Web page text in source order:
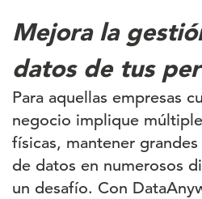
Mejora la
datos de tus
Para aquellas empresas
negocio implique
físicas, mantener
de datos en numerosos
un desafío. Con